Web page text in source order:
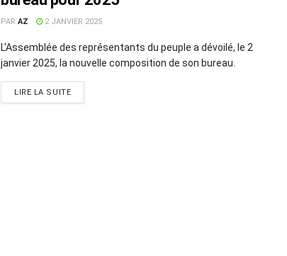
PAR AZ 2 JANVIER 2025
L'Assemblée des représentants du peuple a dévoilé, le 2
janvier 2025, la nouvelle composition de son bureau.
LIRE LA SUITE